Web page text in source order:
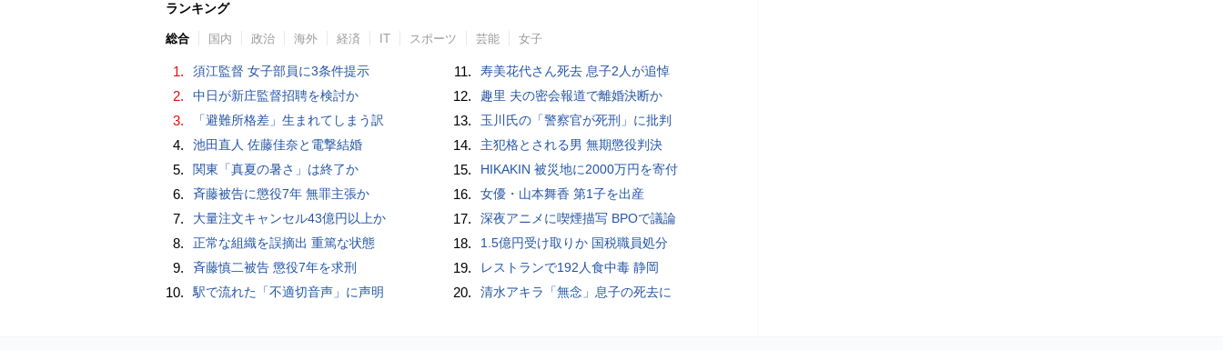
ランキング
総合 国内 政治 海外 経済 IT スポーツ 芸能 女子
1. 須江監督 女子部員に3条件提示
2. 中日が新庄監督招聘を検討か
3. 「避難所格差」生まれてしまう訳
4. 池田直人 佐藤佳奈と電撃結婚
5. 関東「真夏の暑さ」は終了か
6. 斉藤被告に懲役7年 無罪主張か
7. 大量注文キャンセル43億円以上か
8. 正常な組織を誤摘出 重篤な状態
9. 斉藤慎二被告 懲役7年を求刑
10. 駅で流れた「不適切音声」に声明
11. 寿美花代さん死去 息子2人が追悼
12. 趣里 夫の密会報道で離婚決断か
13. 玉川氏の「警察官が死刑」に批判
14. 主犯格とされる男 無期懲役判決
15. HIKAKIN 被災地に2000万円を寄付
16. 女優・山本舞香 第1子を出産
17. 深夜アニメに喫煙描写 BPOで議論
18. 1.5億円受け取りか 国税職員処分
19. レストランで192人食中毒 静岡
20. 清水アキラ「無念」息子の死去に